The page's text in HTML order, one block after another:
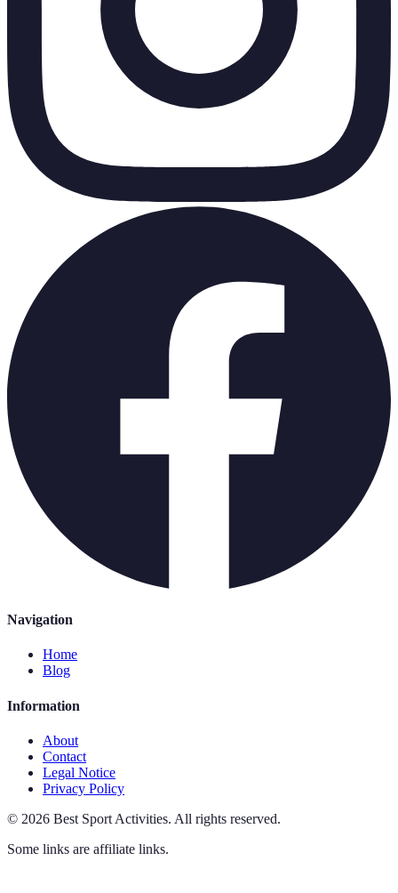
Navigation
Home
Blog
Information
About
Contact
Legal Notice
Privacy Policy
© 2026 Best Sport Activities. All rights reserved.
Some links are affiliate links.